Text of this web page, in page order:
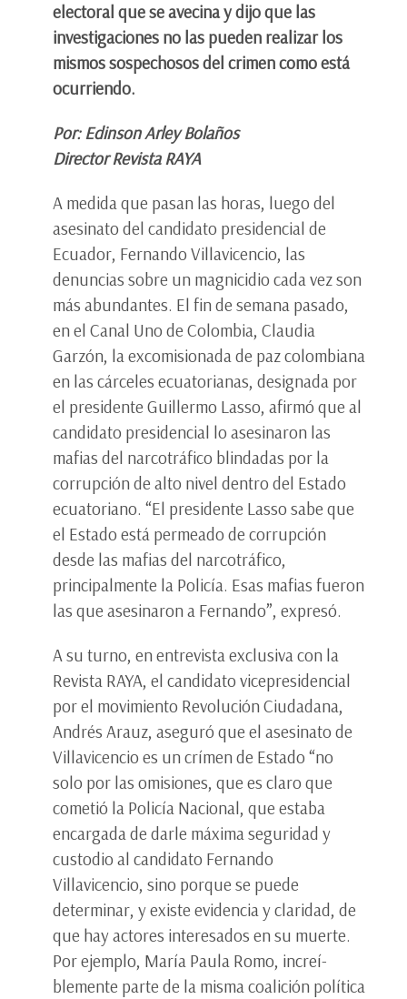
electoral que se avecina y dijo que las
investigaciones no las pueden realizar los
mismos sospechosos del crimen como está
ocurriendo.
Por: Edinson Arley Bolaños
Director Revista RAYA
A medida que pasan las horas, luego del
asesinato del candidato presidencial de
Ecuador, Fernando Villavicencio, las
denuncias sobre un magnicidio cada vez son
más abundantes. El fin de semana pasado,
en el Canal Uno de Colombia, Claudia
Garzón, la excomisionada de paz colombiana
en las cárceles ecuatorianas, designada por
el presidente Guillermo Lasso, afirmó que al
candidato presidencial lo asesinaron las
mafias del narcotráfico blindadas por la
corrupción de alto nivel dentro del Estado
ecuatoriano. “El presidente Lasso sabe que
el Estado está permeado de corrupción
desde las mafias del narcotráfico,
principalmente la Policía. Esas mafias fueron
las que asesinaron a Fernando”, expresó.
A su turno, en entrevista exclusiva con la
Revista RAYA, el candidato vicepresidencial
por el movimiento Revolución Ciudadana,
Andrés Arauz, aseguró que el asesinato de
Villavicencio es un crímen de Estado “no
solo por las omisiones, que es claro que
cometió la Policí­a Nacional, que estaba
encargada de darle máxima seguridad y
custodio al candidato Fernando
Villavicencio, sino porque se puede
determinar, y existe evidencia y claridad, de
que hay actores interesados en su muerte.
Por ejemplo, Marí­a Paula Romo, increí­
blemente parte de la misma coalición polí­tica